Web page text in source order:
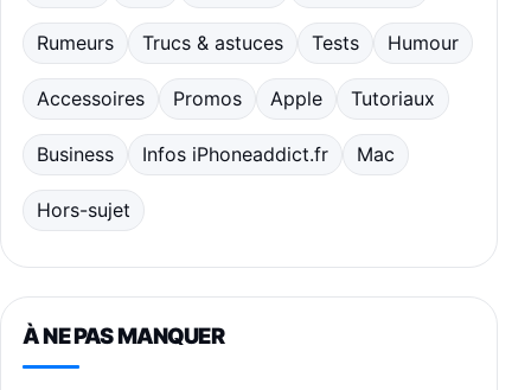
Rumeurs Trucs & astuces Tests Humour
Accessoires Promos Apple Tutoriaux
Business Infos iPhoneaddict.fr Mac
Hors-sujet
À NE PAS MANQUER